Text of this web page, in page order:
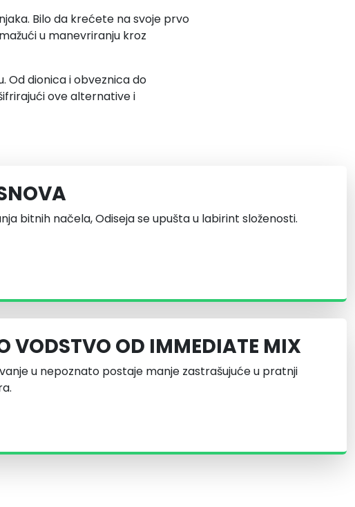
Bilo da krećete na svoje prvo
u manevriranju kroz
Od dionica i obveznica do
ove alternative i
bitnih načela, Odiseja se upušta u labirint složenosti.
VODSTVO OD IMMEDIATE MIX
u nepoznato postaje manje zastrašujuće u pratnji